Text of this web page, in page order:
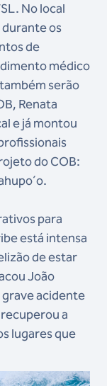
No local
os
de
médico
serão
Renata
e já montou
do COB:
para
está intensa
de estar
João
grave acidente
a
lugares que